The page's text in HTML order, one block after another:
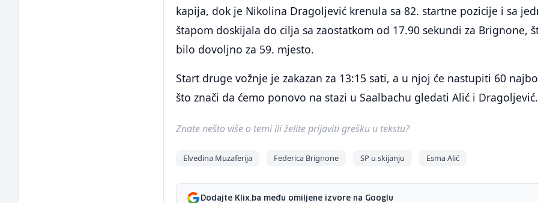
kapija, dok je Nikolina Dragoljević krenula sa 82. startne pozicije i sa
štapom doskijala do cilja sa zaostatkom od 17.90 sekundi za Brignone,
bilo dovoljno za 59. mjesto.
Start druge vožnje je zakazan za 13:15 sati, a u njoj će nastupiti 60
što znači da ćemo ponovo na stazi u Saalbachu gledati Alić i Dragoljević.
Znate nešto više o temi ili želite prijaviti grešku u tekstu?
Elvedina Muzaferija Federica Brignone SP u skijanju Esma Alić
Dodajte Klix.ba među omiljene izvore na Googlu